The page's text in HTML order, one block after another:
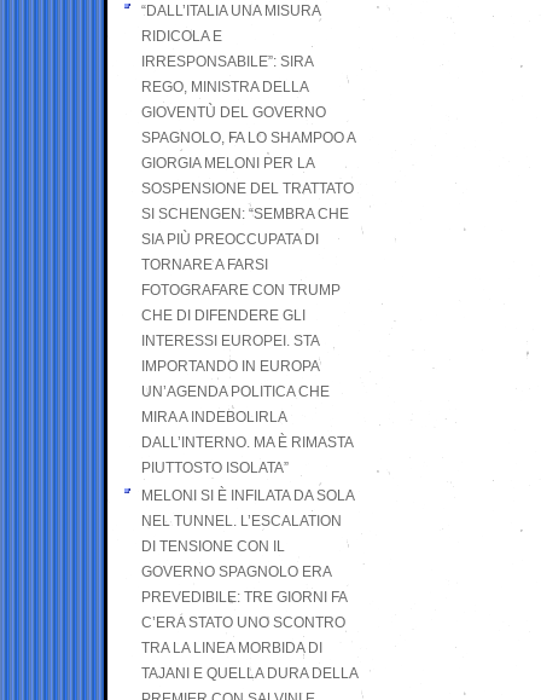
“DALL’ITALIA UNA MISURA
RIDICOLA E
IRRESPONSABILE”: SIRA
REGO, MINISTRA DELLA
GIOVENTÙ DEL GOVERNO
SPAGNOLO, FA LO SHAMPOO A
GIORGIA MELONI PER LA
SOSPENSIONE DEL TRATTATO
SI SCHENGEN: “SEMBRA CHE
SIA PIÙ PREOCCUPATA DI
TORNARE A FARSI
FOTOGRAFARE CON TRUMP
CHE DI DIFENDERE GLI
INTERESSI EUROPEI. STA
IMPORTANDO IN EUROPA
UN’AGENDA POLITICA CHE
MIRA A INDEBOLIRLA
DALL’INTERNO. MA È RIMASTA
PIUTTOSTO ISOLATA”
MELONI SI È INFILATA DA SOLA
NEL TUNNEL. L’ESCALATION
DI TENSIONE CON IL
GOVERNO SPAGNOLO ERA
PREVEDIBILE: TRE GIORNI FA
C’ERA STATO UNO SCONTRO
TRA LA LINEA MORBIDA DI
TAJANI E QUELLA DURA DELLA